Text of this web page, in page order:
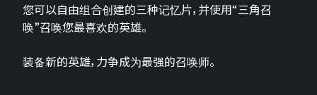
您可以自由组合创建的三种记忆片，并使用“三角召
唤”召唤您最喜欢的英雄。
装备新的英雄，力争成为最强的召唤师。